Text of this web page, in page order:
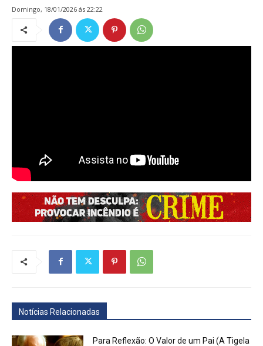
domingo, 18/01/2026 ás 22:22
Notícias Relacionadas
Para Reflexão: O Valor de um Pai (A Tigela